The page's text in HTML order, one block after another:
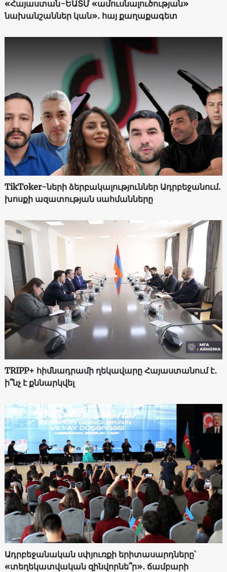
«Հայաստան-ԵԱՏՄ «ամուսնալուծության»
նախանշաններ կան»․ հայ քաղաքագետ
TikToker-ների ձերբակալություններ Ադրբեջանում.
խոսքի ազատության սահմանները
TRIPP+ հիմնադրամի ղեկավարը Հայաստանում է․
ի՞նչ է քննարկվել
Ադրբեջանական սփյուռքի երիտասարդները՝
«տեղեկատվական զինվորնե՞ր»․ ճամբարի